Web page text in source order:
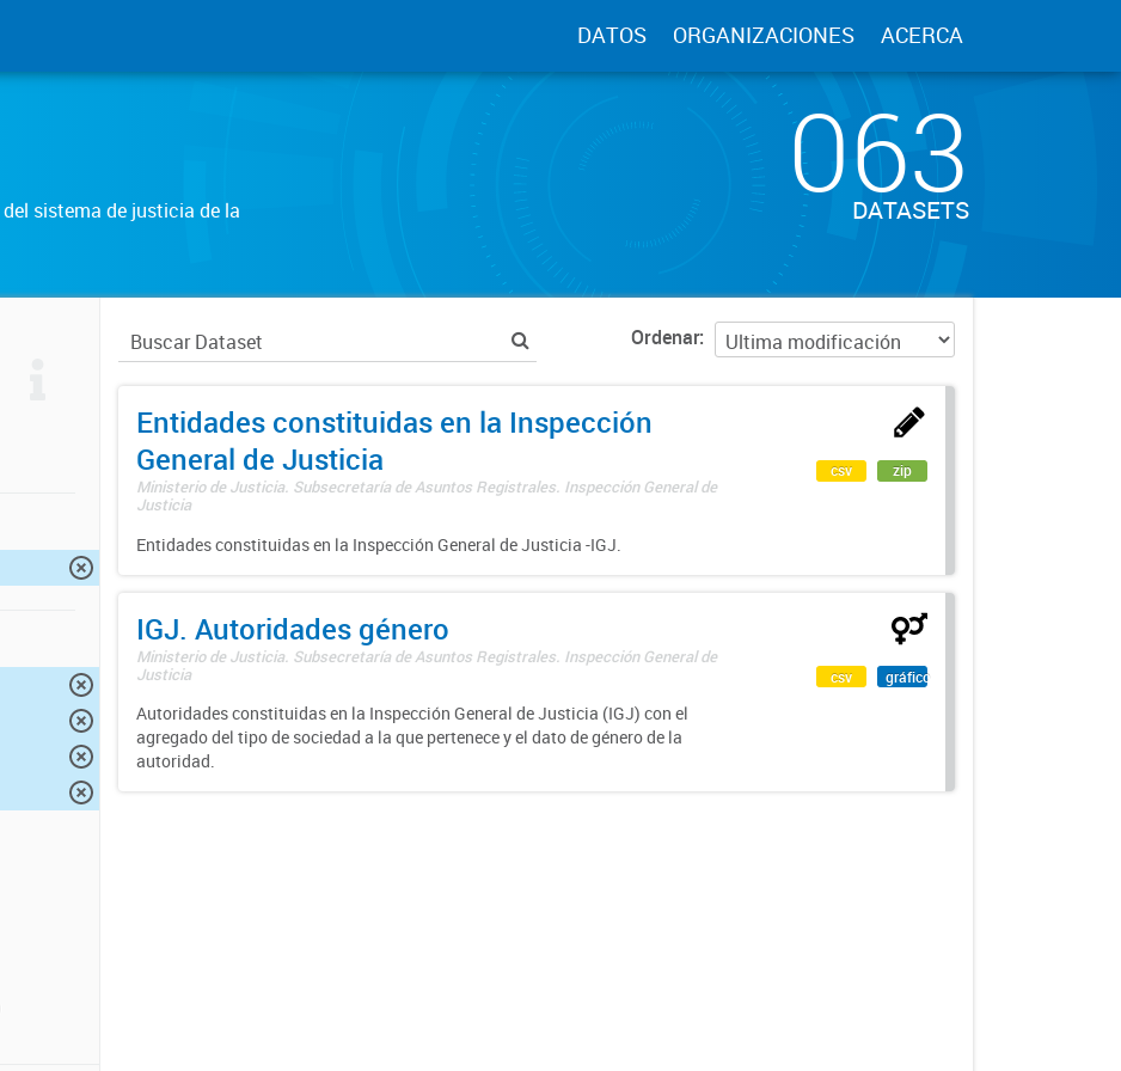
DATOS ORGANIZACIONES ACERCA
sistema de justicia de la
063
DATASETS
Ordenar
Entidades constituidas en la Inspección
General de Justicia
Ministerio de Justicia. Subsecretaría de Asuntos Registrales. Inspección General de
Justicia
Entidades constituidas en la Inspección General de Justicia -IGJ.
csv zip
IGJ. Autoridades género
Ministerio de Justicia. Subsecretaría de Asuntos Registrales. Inspección General de
Justicia
Autoridades constituidas en la Inspección General de Justicia (IGJ) con el
agregado del tipo de sociedad a la que pertenece y el dato de género de la
autoridad.
csv gráfico